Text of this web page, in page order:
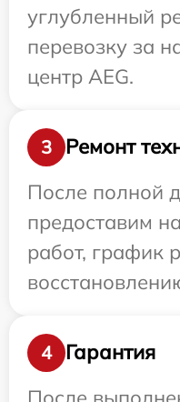
углубленный
перевозку за
центр AEG.
3
Ремонт
После полной
предоставим
работ, график
4
Гарантия